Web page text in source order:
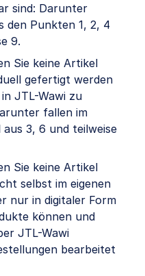
sind: Darunter
den Punkten 1, 2, 4
9.
Sie keine Artikel
gefertigt werden
JTL-Wawi zu
fallen im
3, 6 und teilweise
Sie keine Artikel
selbst im eigenen
nur in digitaler Form
können und
JTL-Wawi
bearbeitet